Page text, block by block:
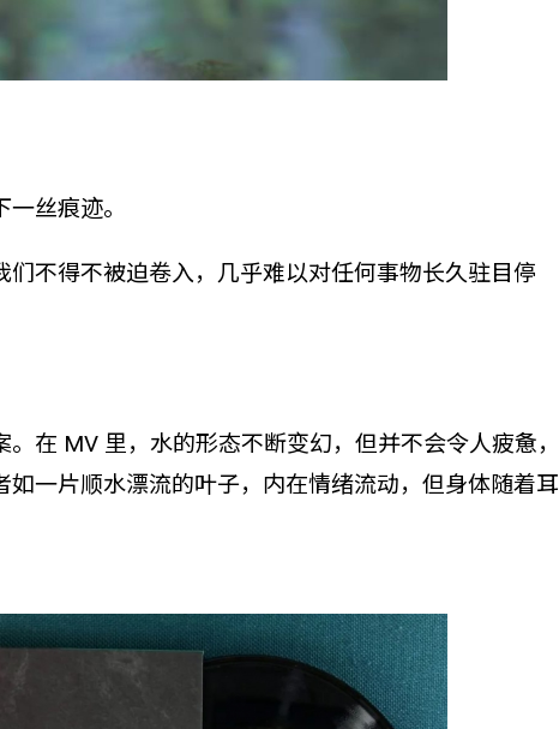
丝痕迹。
不得不被迫卷入，几乎难以对任何事物长久驻目停
在 MV 里，水的形态不断变幻，但并不会令人疲惫，
如一片顺水漂流的叶子，内在情绪流动，但身体随着耳